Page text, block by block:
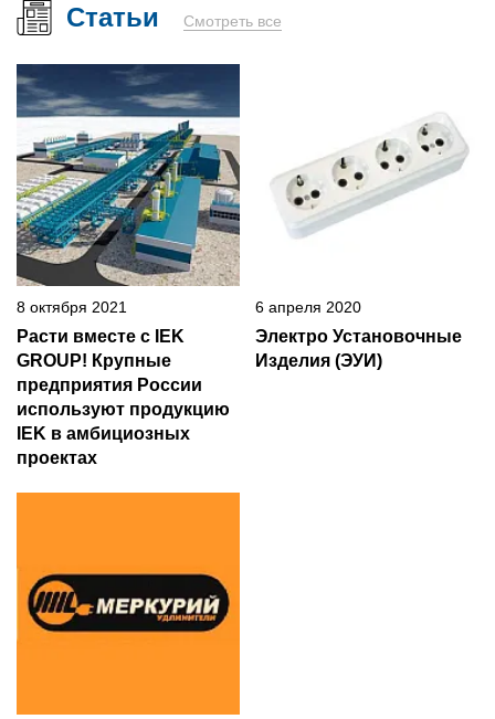
Статьи Смотреть все
8 октября 2021
Расти вместе с IEK
GROUP! Крупные
предприятия России
используют продукцию
IEK в амбициозных
проектах
6 апреля 2020
Электро Установочные
Изделия (ЭУИ)